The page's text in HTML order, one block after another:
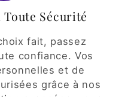
Toute Sécurité
fait, passez
confiance. Vos
et de
grâce à nos